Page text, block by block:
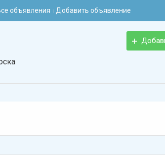
объявления Добавить объявление